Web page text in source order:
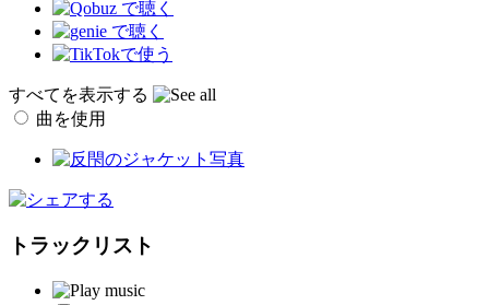
すべてを表示する
曲を使用
トラックリスト